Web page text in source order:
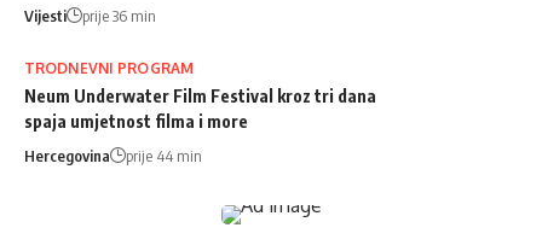
Vijesti prije 36 min
TRODNEVNI PROGRAM
Neum Underwater Film Festival kroz tri dana
spaja umjetnost filma i more
Hercegovina prije 44 min